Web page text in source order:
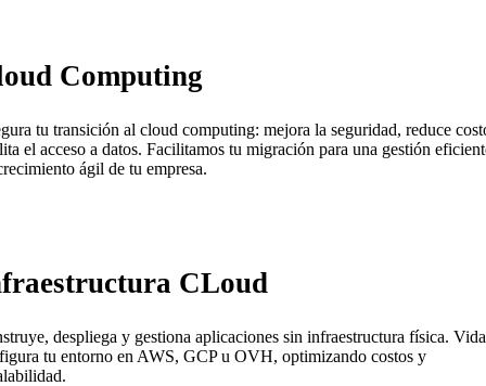
Computing
tu transición al cloud computing: mejora la seguridad, reduce
el acceso a datos. Facilitamos tu migración para una gestión
ágil de tu empresa.
CLoud
despliega y gestiona aplicaciones sin infraestructura física.
tu entorno en AWS, GCP u OVH, optimizando costos y